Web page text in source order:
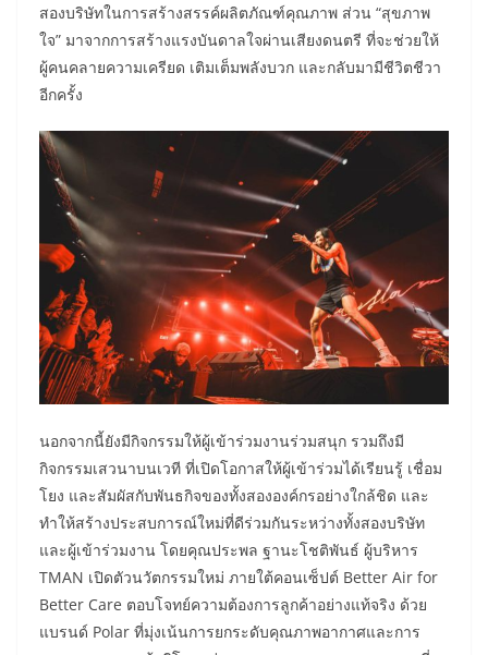
สองบริษัทในการสร้างสรรค์ผลิตภัณฑ์คุณภาพ ส่วน “สุขภาพ
ใจ” มาจากการสร้างแรงบันดาลใจผ่านเสียงดนตรี ที่จะช่วยให้
ผู้คนคลายความเครียด เติมเต็มพลังบวก และกลับมามีชีวิตชีวา
อีกครั้ง
นอกจากนี้ยังมีกิจกรรมให้ผู้เข้าร่วมงานร่วมสนุก รวมถึงมี
กิจกรรมเสวนาบนเวที ที่เปิดโอกาสให้ผู้เข้าร่วมได้เรียนรู้ เชื่อม
โยง และสัมผัสกับพันธกิจของทั้งสององค์กรอย่างใกล้ชิด และ
ทำให้สร้างประสบการณ์ใหม่ที่ดีร่วมกันระหว่างทั้งสองบริษัท
และผู้เข้าร่วมงาน โดยคุณประพล ฐานะโชติพันธ์ ผู้บริหาร
TMAN เปิดตัวนวัตกรรมใหม่ ภายใต้คอนเซ็ปต์ Better Air for
Better Care ตอบโจทย์ความต้องการลูกค้าอย่างแท้จริง ด้วย
แบรนด์ Polar ที่มุ่งเน้นการยกระดับคุณภาพอากาศและการ